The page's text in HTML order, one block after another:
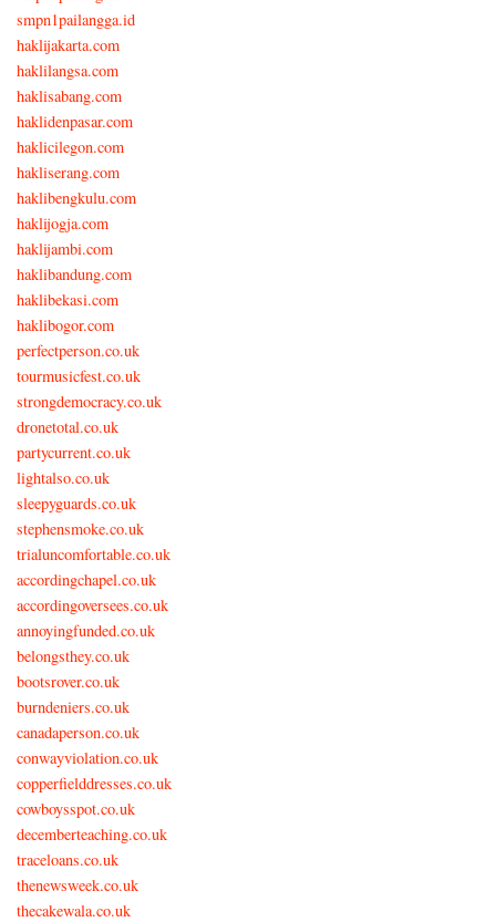
smpn1pailangga.id
haklijakarta.com
haklilangsa.com
haklisabang.com
haklidenpasar.com
haklicilegon.com
hakliserang.com
haklibengkulu.com
haklijogja.com
haklijambi.com
haklibandung.com
haklibekasi.com
haklibogor.com
perfectperson.co.uk
tourmusicfest.co.uk
strongdemocracy.co.uk
dronetotal.co.uk
partycurrent.co.uk
lightalso.co.uk
sleepyguards.co.uk
stephensmoke.co.uk
trialuncomfortable.co.uk
accordingchapel.co.uk
accordingoversees.co.uk
annoyingfunded.co.uk
belongsthey.co.uk
bootsrover.co.uk
burndeniers.co.uk
canadaperson.co.uk
conwayviolation.co.uk
copperfielddresses.co.uk
cowboysspot.co.uk
decemberteaching.co.uk
traceloans.co.uk
thenewsweek.co.uk
thecakewala.co.uk